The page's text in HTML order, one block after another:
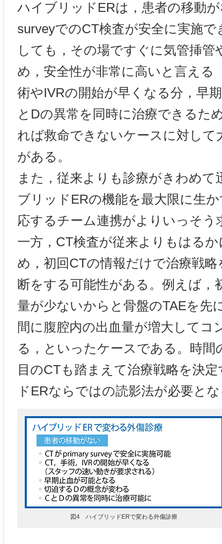
ハイブリッドERは，患者の移動
surveyでのCT検査が安全に実施
しても，その場ですぐに気管挿管
め，安全性が非常に高いと言える
術やIVRの開始が早くなる分，早
とDの異常を同時に治療できるた
れば救命できないケースに対し
がある。
また，従来よりも診療がきわめて
ブリッドERの機能を最大限に生
応するチーム連携がよりいっそう
一方，CT検査が従来よりもはる
め，初回CTの情報だけで治療戦
断をする可能性がある。例えば，
量が少ないからと骨盤のTAEを先
間に腹腔内の出血量が増大してコ
る，といったケースである。時間
目のCTも踏まえて治療戦略を決
ドERならではの読影法が必要と
図4 ハイブリッドERで変わる外傷診療